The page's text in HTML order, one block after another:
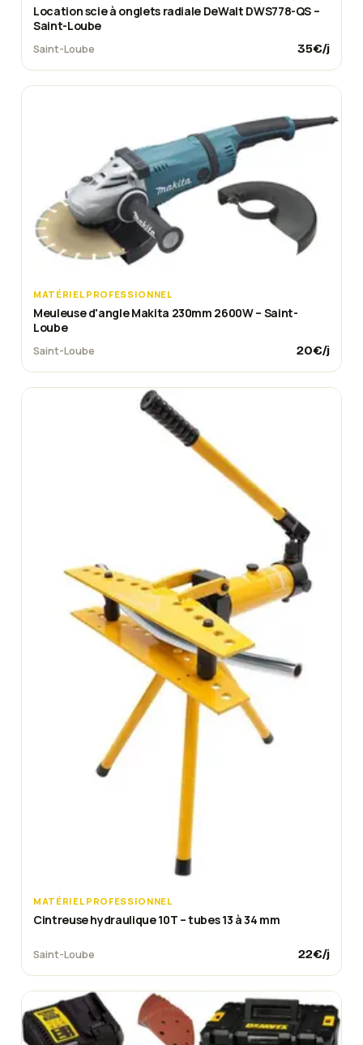
Location scie à onglets radiale DeWalt DWS778-QS –
Saint-Loube
Saint-Loube 35€/j
MATÉRIEL PROFESSIONNEL
Meuleuse d'angle Makita 230mm 2600W – Saint-
Loube
Saint-Loube 20€/j
MATÉRIEL PROFESSIONNEL
Cintreuse hydraulique 10T – tubes 13 à 34 mm
Saint-Loube 22€/j